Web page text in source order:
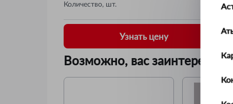
Количество, шт.
Узнать цену
Возможно, вас заинтересует